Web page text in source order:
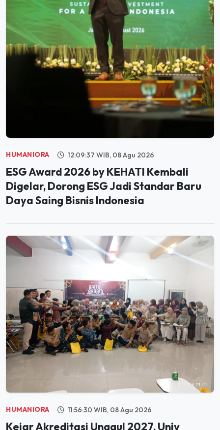
HUMANIORA 12:09:37 WIB, 08 Agu 2026
ESG Award 2026 by KEHATI Kembali
Digelar, Dorong ESG Jadi Standar Baru
Daya Saing Bisnis Indonesia
HUMANIORA 11:56:30 WIB, 08 Agu 2026
Kejar Akreditasi Unggul 2027, Univ